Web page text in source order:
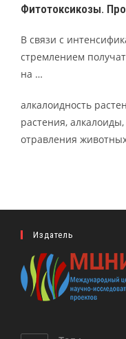
Фитотоксикозы.
В связи с
стремлением
на …
алкалоидность
растения,
отравления
Издатель